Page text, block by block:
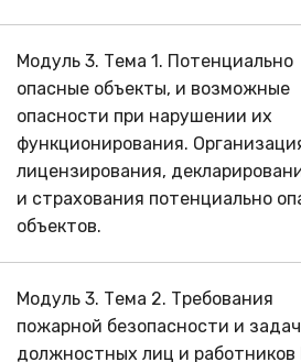
Модуль 3. Тема 1. Потенциально
опасные объекты, и возможные
опасности при нарушении их
функционирования.
лицензирования,
и страхования потенциально
объектов.
Модуль 3. Тема 2. Требования
пожарной безопасности и
должностных лиц и работников